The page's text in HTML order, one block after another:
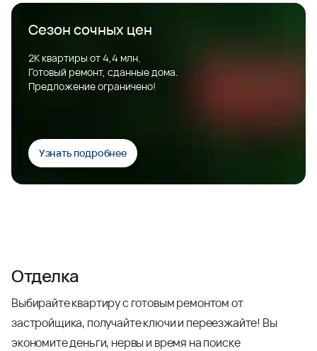
Сезон сочных цен
2К квартиры от 4,4 млн.
Готовый ремонт, сданные дома.
Предложение ограничено!
Узнать подробнее
Отделка
Выбирайте квартиру с готовым ремонтом от
застройщика, получайте ключи и переезжайте! Вы
экономите деньги, нервы и время на поиске